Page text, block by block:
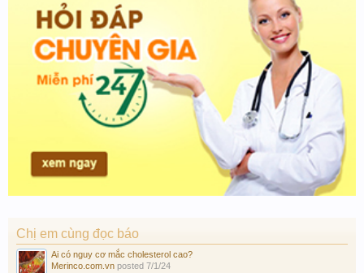
Chị em cùng đọc báo
Ai có nguy cơ mắc cholesterol cao?
Merinco.com.vn posted 7/1/24